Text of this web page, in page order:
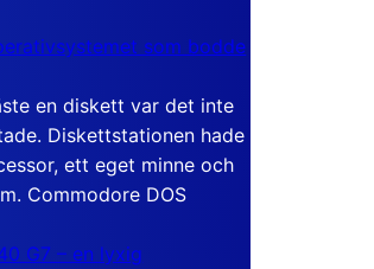
som bodde
en diskett var det inte
Diskettstationen hade
ett eget minne och
Commodore DOS
G7 – en lyxig